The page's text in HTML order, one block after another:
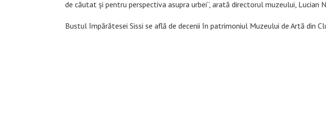
de căutat și pentru perspectiva asupra urbei”, arată directorul muzeului, Lucian
Bustul împărătesei Sissi se află de decenii în patrimoniul Muzeului de Artă din